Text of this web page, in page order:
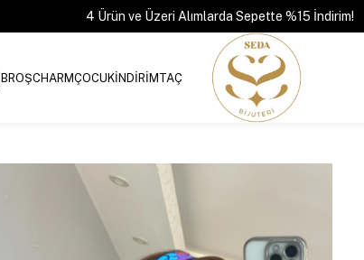
4 Ürün ve Üzeri Alımlarda Sepette %15 İndirim!
BROŞCHARMÇOCUKİNDİRİMTAÇ